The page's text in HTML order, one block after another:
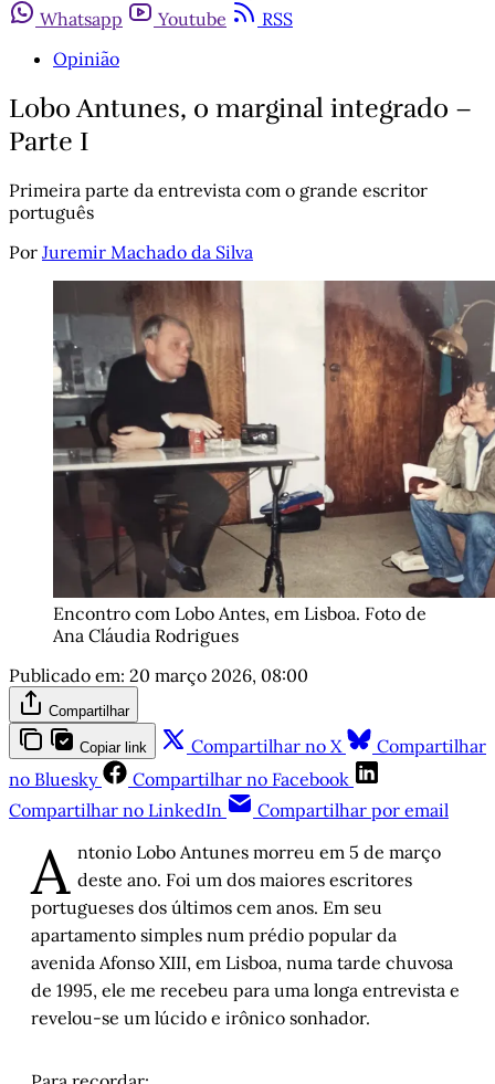
Whatsapp
Youtube
RSS
Opinião
Lobo Antunes, o marginal integrado –
Parte I
Primeira parte da entrevista com o grande escritor
português
Por Juremir Machado da Silva
Encontro com Lobo Antes, em Lisboa. Foto de
Ana Cláudia Rodrigues
Publicado em: 20 março 2026, 08:00
Compartilhar
Copiar link Compartilhar no X
Compartilhar
no Bluesky
Compartilhar no Facebook
Compartilhar no LinkedIn
Compartilhar por email
A ntonio Lobo Antunes morreu em 5 de março
deste ano. Foi um dos maiores escritores
portugueses dos últimos cem anos. Em seu
apartamento simples num prédio popular da
avenida Afonso XIII, em Lisboa, numa tarde chuvosa
de 1995, ele me recebeu para uma longa entrevista e
revelou-se um lúcido e irônico sonhador.